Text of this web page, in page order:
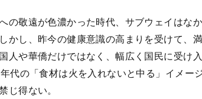
の敬遠が色濃かった時代、サブウェイはな
かし、昨今の健康意識の高まりを受けて、
人や華僑だけではなく、幅広く国民に受け
代の「食材は火を入れないと中る」イメー
じ得ない。